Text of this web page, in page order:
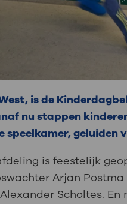
is de
nu stappen
speelkamer, geluiden
is feestelijk
Arjan
Scholtes.